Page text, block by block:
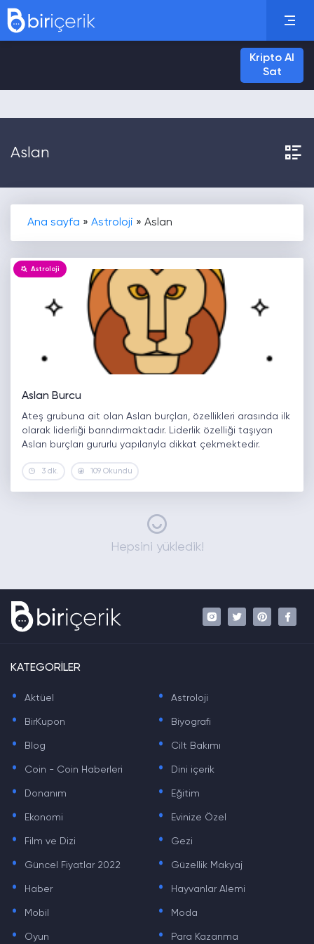
Kripto Al
Sat
Aslan
Ana sayfa » Astroloji » Aslan
Astroloji
Aslan Burcu
Ateş grubuna ait olan Aslan burçları, özellikleri arasında ilk
olarak liderliği barındırmaktadır. Liderlik özelliği taşıyan
Aslan burçları gururlu yapılarıyla dikkat çekmektedir.
burç, kendine güveni yüksek…
3 dk. 109 Okundu
Hepsini yükledik!
KATEGORİLER
. Aktüel . Astroloji
. BirKupon . Biyografi
. Blog . Cilt Bakımı
. Coin - Coin Haberleri . Dini içerik
. Donanım . Eğitim
. Ekonomi . Evinize Özel
. Film ve Dizi . Gezi
. Güncel Fiyatlar 2022 . Güzellik Makyaj
. Haber . Hayvanlar Alemi
. Mobil . Moda
. Oyun . Para Kazanma